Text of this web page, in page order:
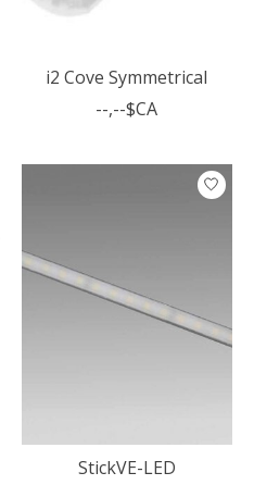
i2 Cove Symmetrical
--,--$CA
StickVE-LED